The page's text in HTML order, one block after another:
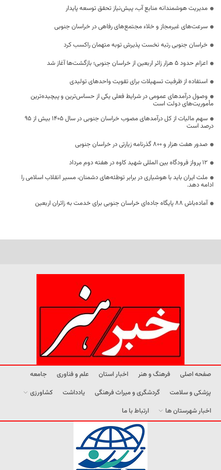
مدیریت هوشمندانه منابع آب، پیش‌نیاز تحقق توسعه پایدار
سرعت‌های غیرمجاز و خلاء مجتمع‌های رفاهی در خراسان جنوبی
خراسان جنوبی رتبه نخست پذیرش توبه متهمان راکسب کرد
اعزام حدود 5 هزار زائر اربعین از خراسان جنوبی؛ بازگشت‌ها آغاز شد
استفاده از ظرفیت تسهیلات برای تقویت واحدهای تولیدی
وصول درآمدهای عمومی در شرایط فعلی یکی از حساس‌ترین و پیچیده‌ترین
مأموریت‌های دولت است
سهم مالیات از کل درآمدهای مصوب خراسان جنوبی در سال ۱۴۰۵ بیش از ۹۵
درصد است
صدور هفت هزار و ۸۰۰ گذرنامه زیارتی در خراسان جنوبی
۱۲ پرواز فرودگاه بین المللی شهید کاوه در هفته دوم مرداد
ملت ایران باید با هوشیاری در برابر توطئه‌های دشمنان، مسیر انقلاب اسلامی را
ادامه دهد.
آماده‌باش ۸۸ پایگاه جاده‌ای خراسان جنوبی برای خدمت به زائران اربعین
صفحه اصلی فرهنگ و هنر اخبار استان علم و فناوری
جامعه
پزشکی و سلامت
گردشگری و میراث فرهنگی یادداشت
کشاورزی
اخبار شهرستان ها
ارتباط با ما